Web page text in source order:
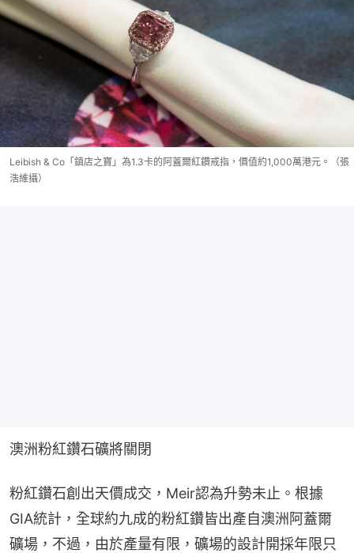
Leibish & Co「鎮店之寶」為1.3卡的阿蓋爾紅鑽戒指，價值約1,000萬港元。（張
浩維攝）
澳洲粉紅鑽石礦將關閉
粉紅鑽石創出天價成交，Meir認為升勢未止。根據
GIA統計，全球約九成的粉紅鑽皆出產自澳洲阿蓋爾
礦場，不過，由於產量有限，礦場的設計開採年限只